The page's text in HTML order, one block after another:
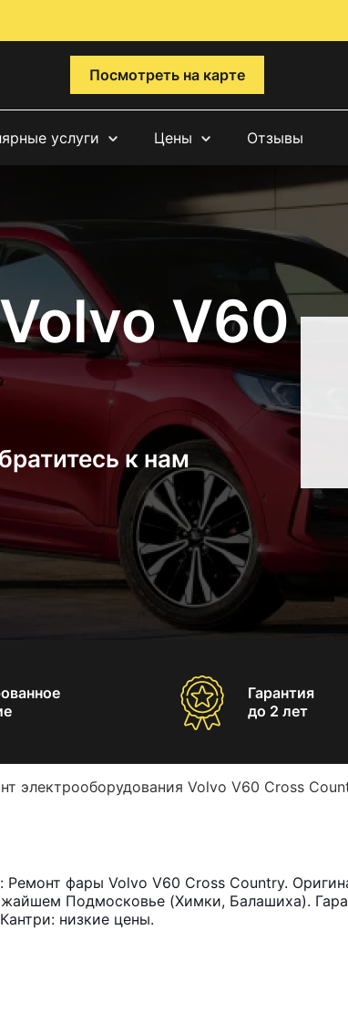
Посмотреть на карте
услуги Цены Отзывы
V60
к нам
Гарантия
до 2 лет
электрооборудования Volvo V60 Cross
фары Volvo V60 Cross Country.
Подмосковье (Химки, Балашиха).
низкие цены.